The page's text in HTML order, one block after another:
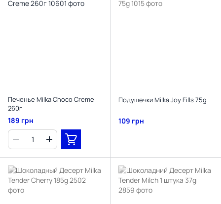
Печенье Milka Choco Creme
260г
189 грн
Подушечки Milka Joy Fills 75g
109 грн